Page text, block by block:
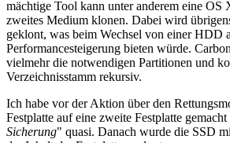
mächtige Tool kann unter anderem eine OS
zweites Medium klonen. Dabei wird
geklont, was beim Wechsel von einer HDD
Performancesteigerung bieten würde.
vielmehr die notwendigen Partitionen und
Verzeichnisstamm rekursiv.
Ich habe vor der Aktion über den
Festplatte auf eine zweite Festplatte
Sicherung" quasi. Danach wurde die SSD